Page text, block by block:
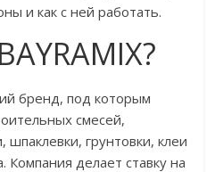
и как с ней работать.
бренд, под которым
смесей,
грунтовки, клеи
Компания делает ставку на